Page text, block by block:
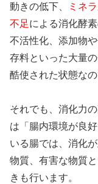
動きの低下、
ミネ
不足による消化酵
不活性化、添加物
存料といった大量の
酷使された状態なの
それでも、消化力
は「腸内環境が良
いる腸では、消化
物質、有害な物質
きも行います。